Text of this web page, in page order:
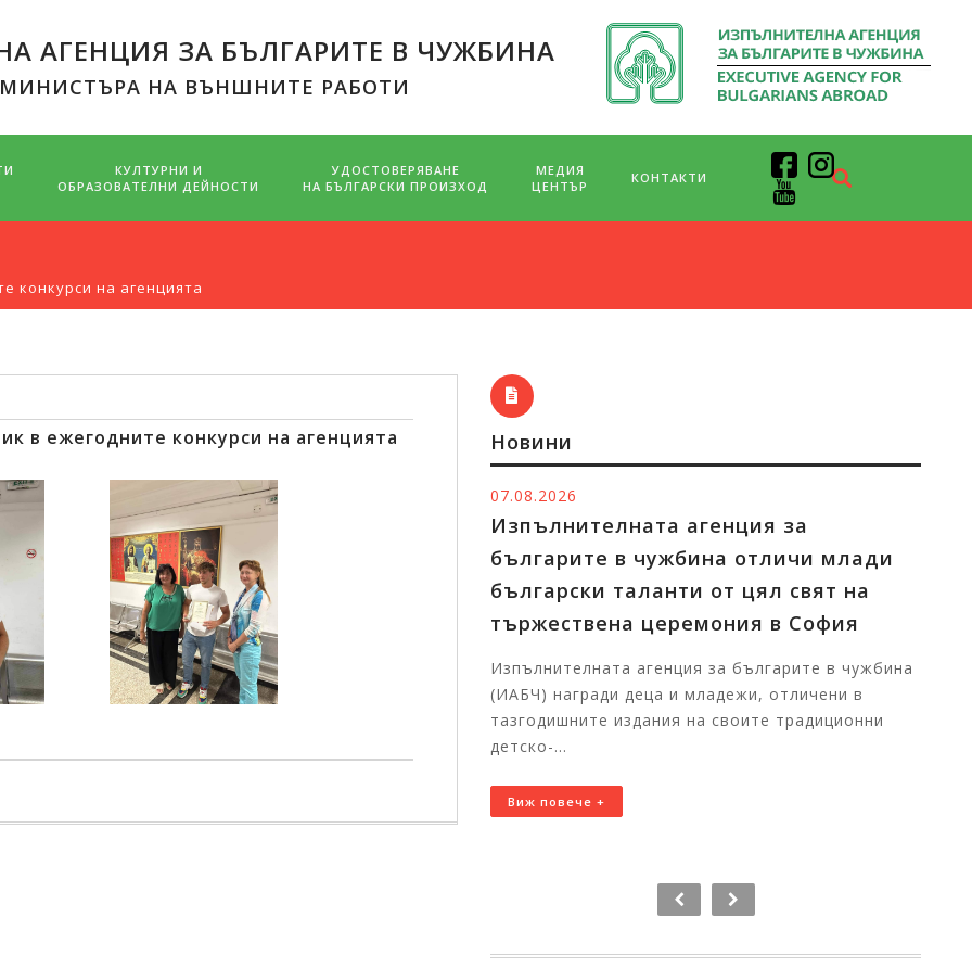
АГЕНЦИЯ ЗА БЪЛГАРИТЕ В ЧУЖБИНА
НА ВЪНШНИТЕ РАБОТИ
КУЛТУРНИ И
ОБРАЗОВАТЕЛНИ ДЕЙНОСТИ
УДОСТОВЕРЯВАНЕ
НА БЪЛГАРСКИ ПРОИЗХОД
МЕДИЯ
ЦЕНТЪР
КОНТАКТИ
конкурси на агенцията
в ежегодните конкурси на агенцията Новини
07.08.2026
Изпълнителната агенция за
българите в чужбина отличи млади
български таланти от цял свят на
тържествена церемония в София
Изпълнителната агенция за българите в чужбина
(ИАБЧ) награди деца и младежи, отличени в
тазгодишните издания на своите традиционни
детско-...
Виж повече +